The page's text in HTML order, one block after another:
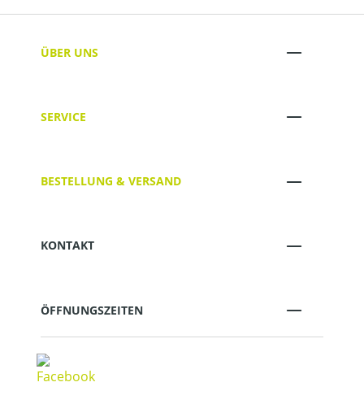
ÜBER UNS
SERVICE
BESTELLUNG & VERSAND
KONTAKT
ÖFFNUNGSZEITEN